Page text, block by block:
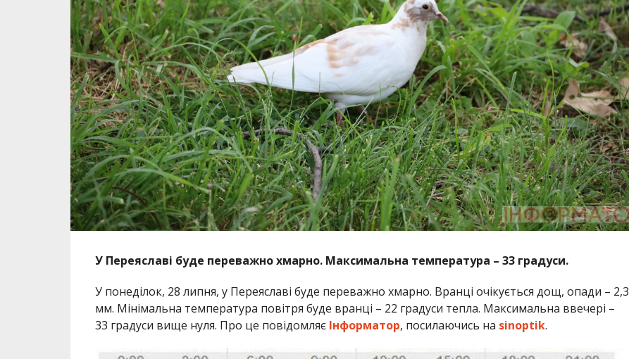
У Переяславі буде переважно хмарно. Максимальна температура – 33 градуси.
У понеділок, 28 липня, у Переяславі буде переважно хмарно. Вранці очікується дощ, опади – 2,3
мм. Мінімальна температура повітря буде вранці – 22 градуси тепла. Максимальна ввечері –
33 градуси вище нуля. Про це повідомляє Інформатор, посилаючись на sinoptik.